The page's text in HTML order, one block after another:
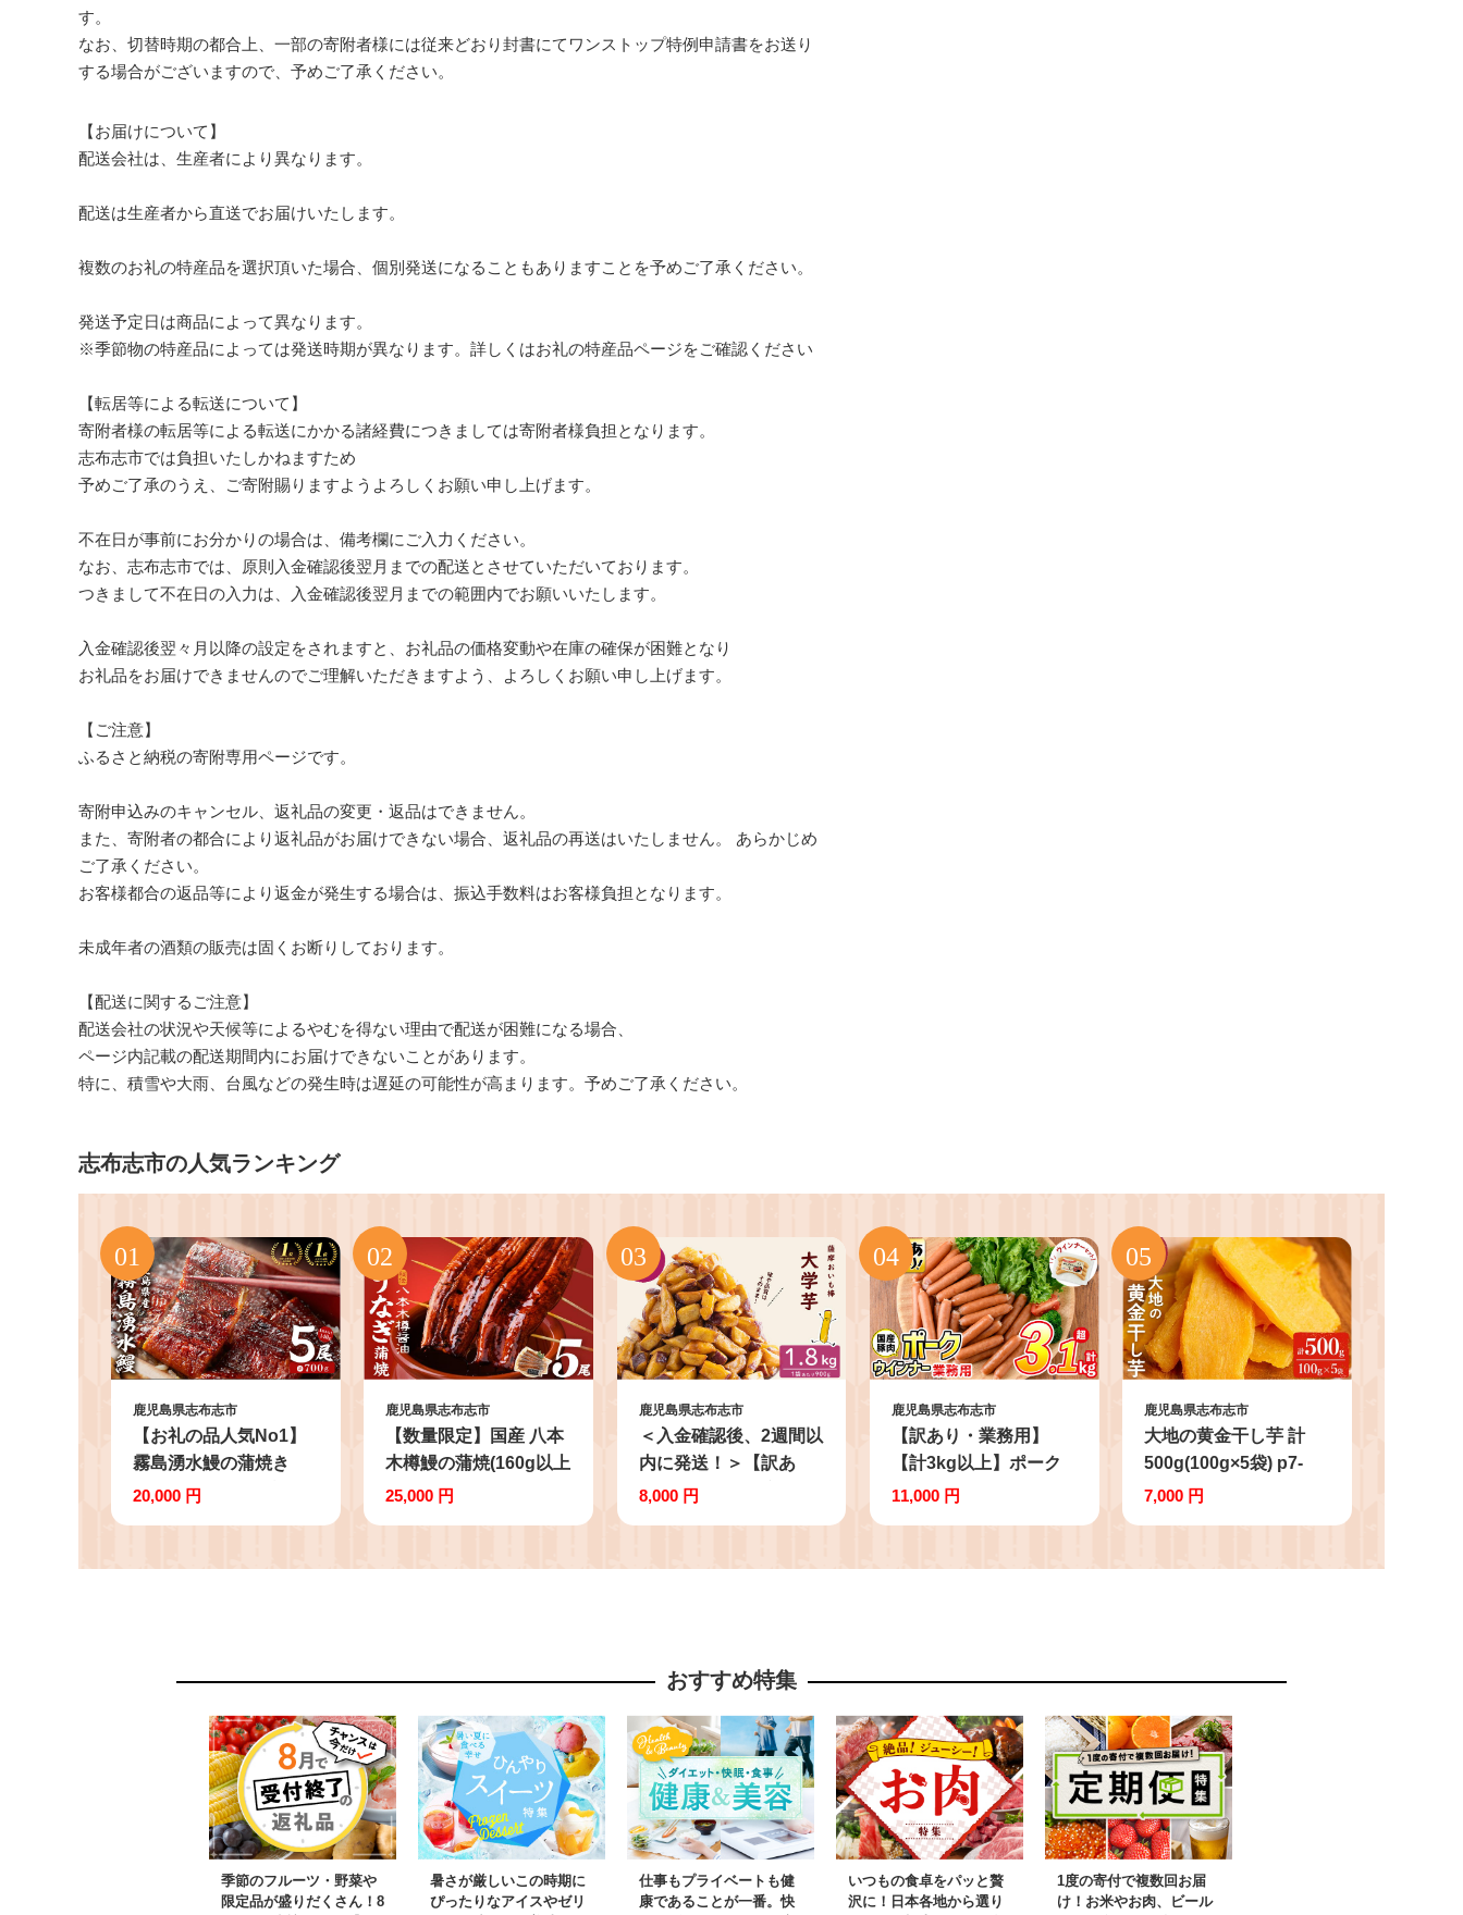
す。
なお、切替時期の都合上、一部の寄附者様には従来どおり封書にてワンストップ特例申請書をお送り
する場合がございますので、予めご了承ください。
【お届けについて】
配送会社は、生産者により異なります。
配送は生産者から直送でお届けいたします。
複数のお礼の特産品を選択頂いた場合、個別発送になることもありますことを予めご了承ください。
発送予定日は商品によって異なります。
※季節物の特産品によっては発送時期が異なります。詳しくはお礼の特産品ページをご確認ください
【転居等による転送について】
寄附者様の転居等による転送にかかる諸経費につきましては寄附者様負担となります。
志布志市では負担いたしかねますため
予めご了承のうえ、ご寄附賜りますようよろしくお願い申し上げます。
不在日が事前にお分かりの場合は、備考欄にご入力ください。
なお、志布志市では、原則入金確認後翌月までの配送とさせていただいております。
つきまして不在日の入力は、入金確認後翌月までの範囲内でお願いいたします。
入金確認後翌々月以降の設定をされますと、お礼品の価格変動や在庫の確保が困難となり
お礼品をお届けできませんのでご理解いただきますよう、よろしくお願い申し上げます。
【ご注意】
ふるさと納税の寄附専用ページです。
寄附申込みのキャンセル、返礼品の変更・返品はできません。
また、寄附者の都合により返礼品がお届けできない場合、返礼品の再送はいたしません。 あらかじめ
ご了承ください。
お客様都合の返品等により返金が発生する場合は、振込手数料はお客様負担となります。
未成年者の酒類の販売は固くお断りしております。
【配送に関するご注意】
配送会社の状況や天候等によるやむを得ない理由で配送が困難になる場合、
ページ内記載の配送期間内にお届けできないことがあります。
特に、積雪や大雨、台風などの発生時は遅延の可能性が高まります。予めご了承ください。
志布志市の人気ランキング
鹿児島県志布志市
【お礼の品人気No1】
霧島湧水鰻の蒲焼き
140g以上×5尾＜計
20,000 円
鹿児島県志布志市
【数量限定】国産 八本
木樽鰻の蒲焼(160g以上
×5尾) b5-192
25,000 円
鹿児島県志布志市
＜入金確認後、2週間以
内に発送！＞【訳あ
り・業務用】薩摩おい
142-2w
8,000 円
鹿児島県志布志市
【訳あり・業務用】
【計3kg以上】ポーク
ウインナー (1kg×3袋)
wn
11,000 円
鹿児島県志布志市
大地の黄金干し芋 計
500g(100g×5袋) p7-
039
7,000 円
おすすめ特集
季節のフルーツ・野菜や
限定品が盛りだくさん！8
暑さが厳しいこの時期に
ぴったりなアイスやゼリ
仕事もプライベートも健
康であることが一番。快
いつもの食卓をパッと贅
沢に！日本各地から選り
1度の寄付で複数回お届
け！お米やお肉、ビール